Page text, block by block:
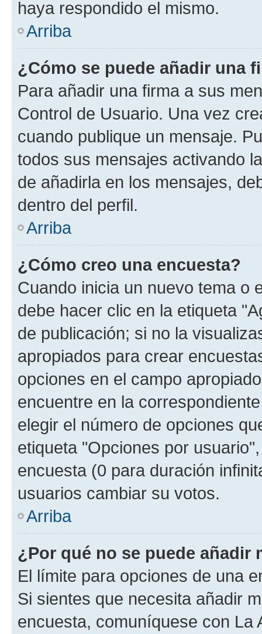
haya respondido el mismo.
Arriba
¿Cómo se puede añadir una
Para añadir una firma a sus
Control de Usuario. Una vez
cuando publique un mensaje.
todos sus mensajes activando
de añadirla en los mensajes,
dentro del perfil.
Arriba
¿Cómo creo una encuesta?
Cuando inicia un nuevo tema o
debe hacer clic en la etiqueta
de publicación; si no la
apropiados para crear
opciones en el campo
encuentre en la
elegir el número de opciones
etiqueta "Opciones por
encuesta (0 para duración
usuarios cambiar su votos.
Arriba
¿Por qué no se puede añadir
El límite para opciones de una
Si sientes que necesita añadir
encuesta, comuníquese con La